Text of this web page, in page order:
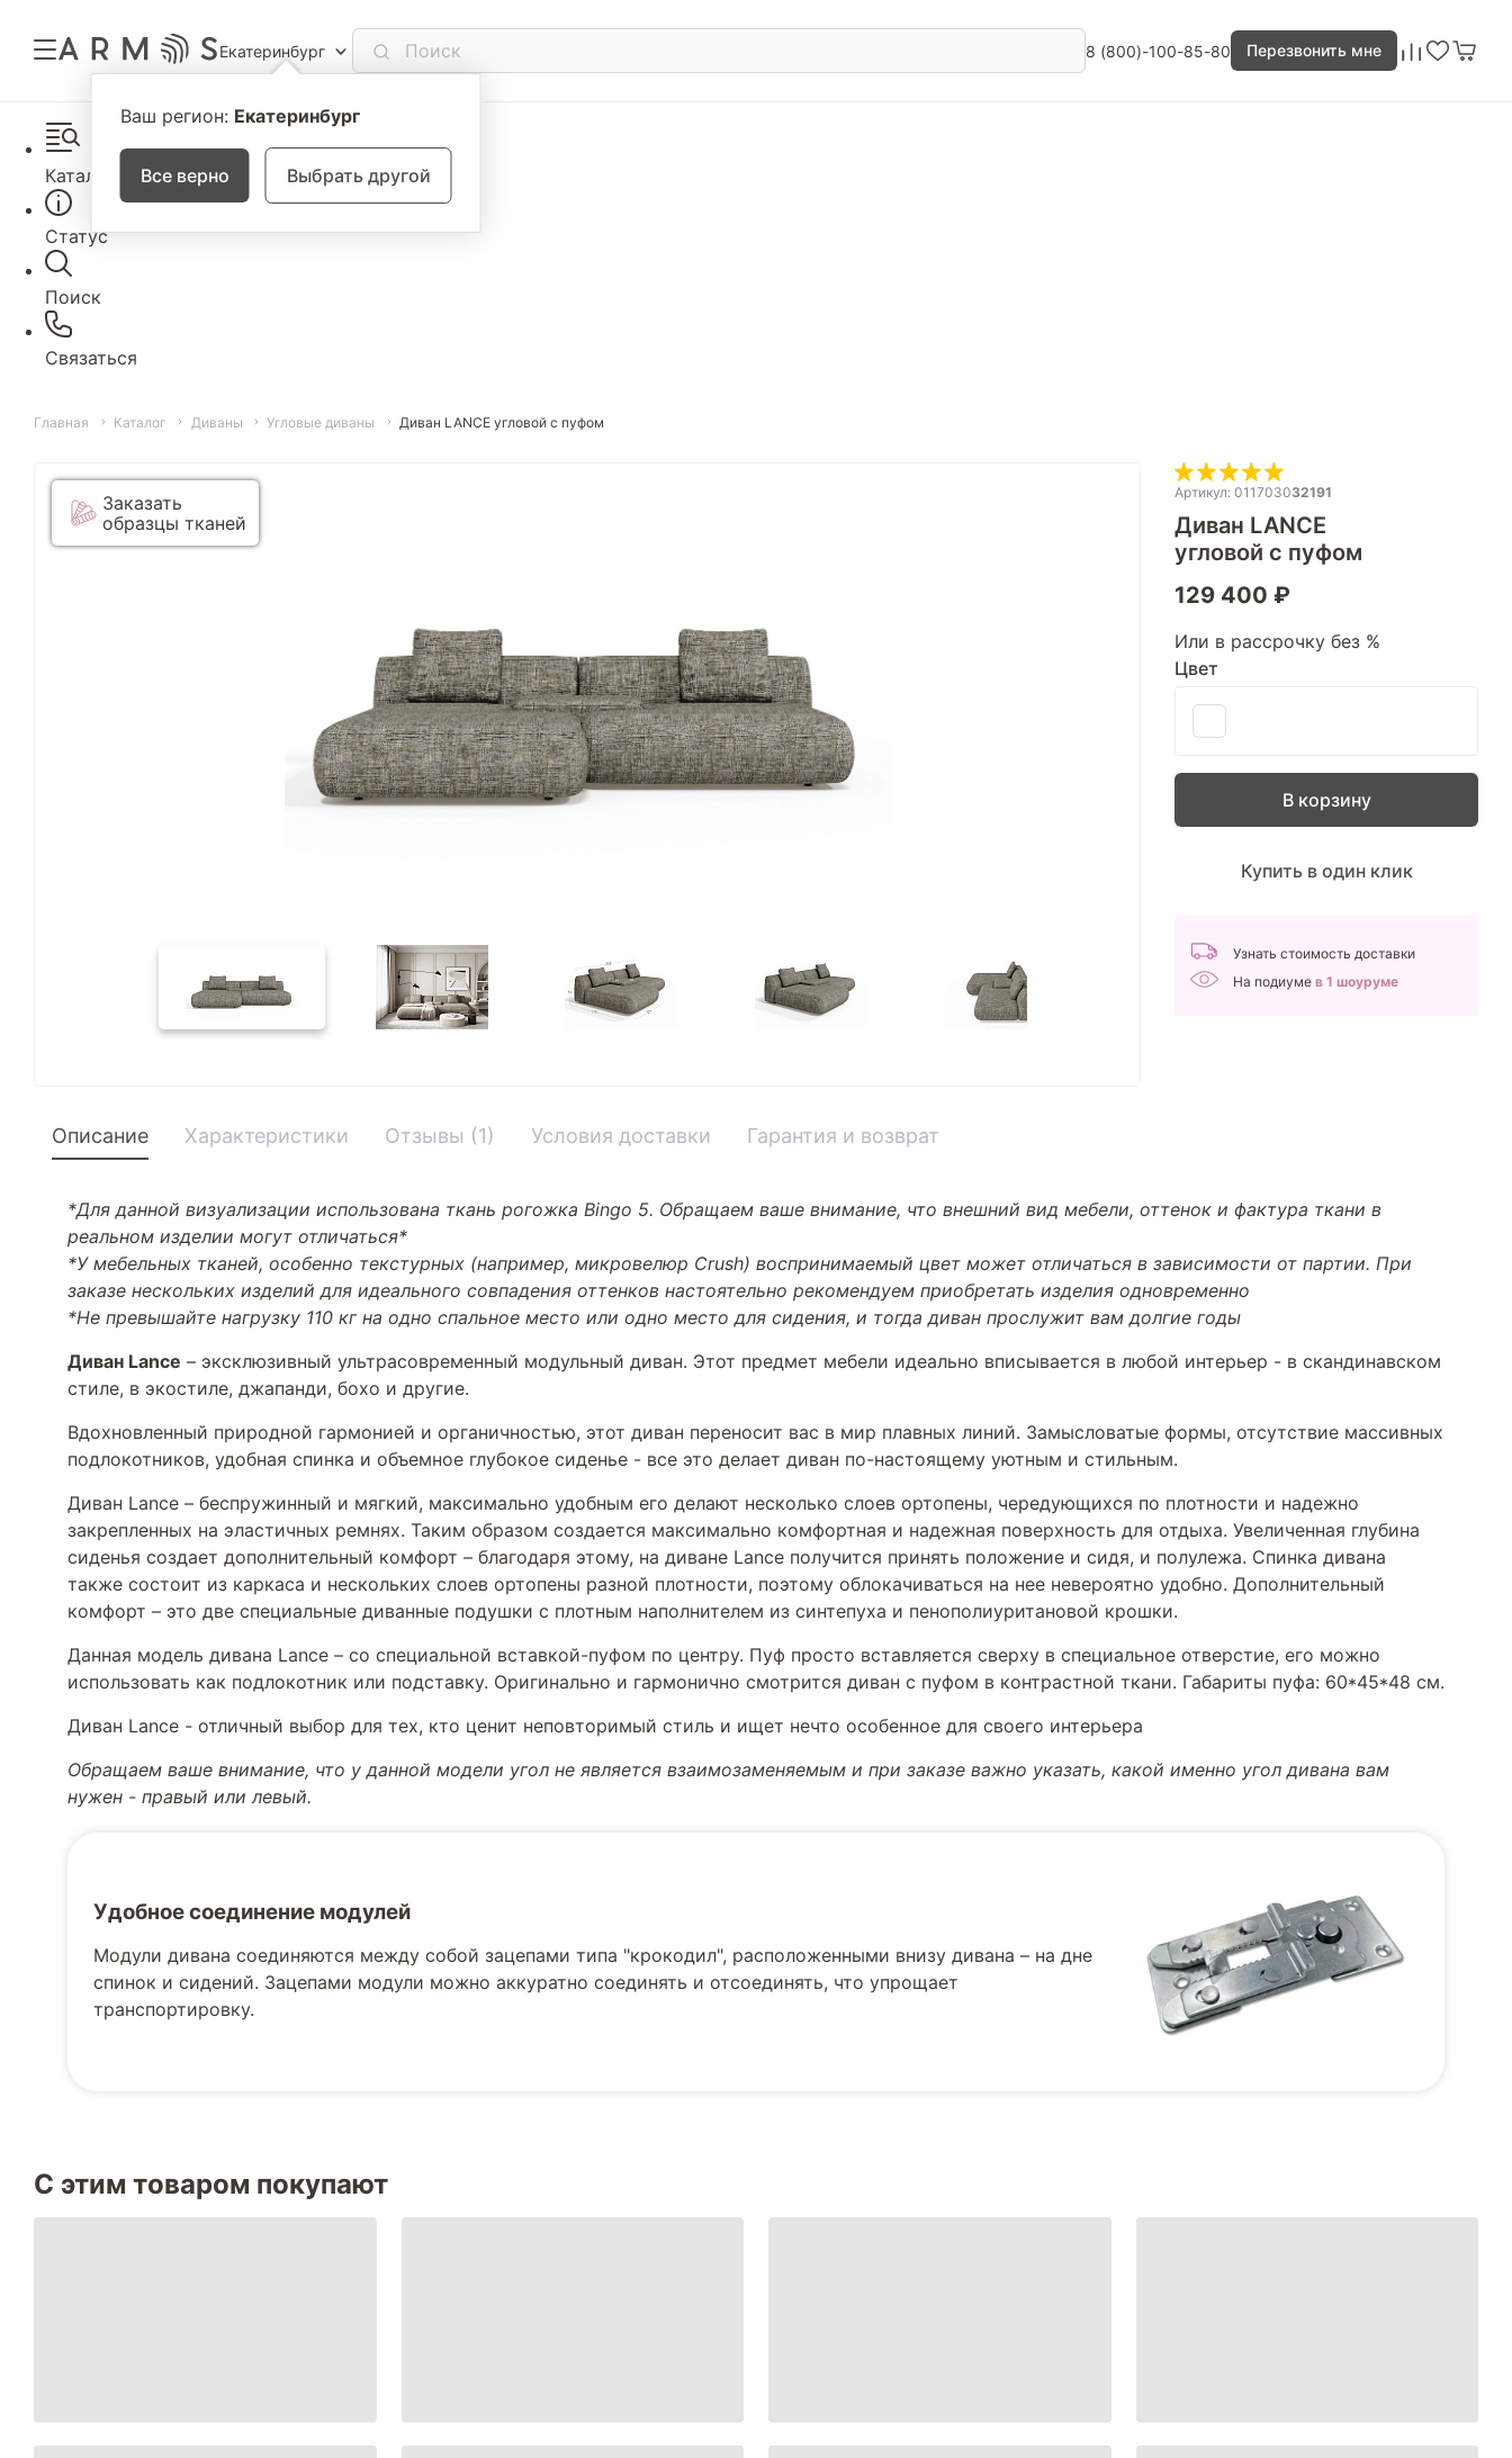
Екатеринбург
Ваш регион: Екатеринбург
Все верно Выбрать другой
8 (800)-100-85-80 Перезвонить мне
Каталог
Статус
Поиск
Связаться
Главная Каталог Диваны Угловые диваны Диван LANCE угловой c пуфом
Заказать
образцы тканей
Артикул: 011703032191
Диван LANCE
угловой c пуфом
129 400 ₽
Или в рассрочку без %
Цвет
В корзину
Купить в один клик
Узнать стоимость доставки
На подиуме в 1 шоуруме
Описание Характеристики Отзывы (1) Условия доставки Гарантия и возврат
*Для данной визуализации использована ткань рогожка Bingo 5. Обращаем ваше внимание, что внешний вид мебели, оттенок и фактура ткани в
реальном изделии могут отличаться*
*У мебельных тканей, особенно текстурных (например, микровелюр Crush) воспринимаемый цвет может отличаться в зависимости от партии. При
заказе нескольких изделий для идеального совпадения оттенков настоятельно рекомендуем приобретать изделия одновременно
*Не превышайте нагрузку 110 кг на одно спальное место или одно место для сидения, и тогда диван прослужит вам долгие годы
Диван Lance – эксклюзивный ультрасовременный модульный диван. Этот предмет мебели идеально вписывается в любой интерьер - в скандинавском
стиле, в экостиле, джапанди, бохо и другие.
Вдохновленный природной гармонией и органичностью, этот диван переносит вас в мир плавных линий. Замысловатые формы, отсутствие массивных
подлокотников, удобная спинка и объемное глубокое сиденье - все это делает диван по-настоящему уютным и стильным.
Диван Lance – беспружинный и мягкий, максимально удобным его делают несколько слоев ортопены, чередующихся по плотности и надежно
закрепленных на эластичных ремнях. Таким образом создается максимально комфортная и надежная поверхность для отдыха. Увеличенная глубина
сиденья создает дополнительный комфорт – благодаря этому, на диване Lance получится принять положение и сидя, и полулежа. Спинка дивана
также состоит из каркаса и нескольких слоев ортопены разной плотности, поэтому облокачиваться на нее невероятно удобно. Дополнительный
комфорт – это две специальные диванные подушки с плотным наполнителем из синтепуха и пенополиуритановой крошки.
Данная модель дивана Lance – со специальной вставкой-пуфом по центру. Пуф просто вставляется сверху в специальное отверстие, его можно
использовать как подлокотник или подставку. Оригинально и гармонично смотрится диван с пуфом в контрастной ткани. Габариты пуфа: 60*45*48 см.
Диван Lance - отличный выбор для тех, кто ценит неповторимый стиль и ищет нечто особенное для своего интерьера
Обращаем ваше внимание, что у данной модели угол не является взаимозаменяемым и при заказе важно указать, какой именно угол дивана вам
нужен - правый или левый.
Удобное соединение модулей
Модули дивана соединяются между собой зацепами типа "крокодил", расположенными внизу дивана – на дне
спинок и сидений. Зацепами модули можно аккуратно соединять и отсоединять, что упрощает
транспортировку.
С этим товаром покупают